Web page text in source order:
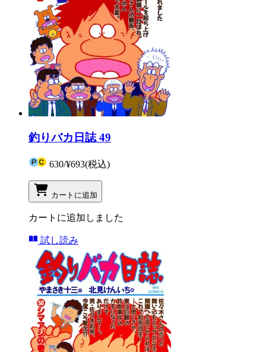
釣りバカ日誌 49
630/¥693(税込)
カートに追加
カートに追加しました
試し読み